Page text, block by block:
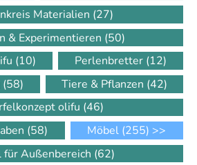
Materialien (27)
& Experimentieren (50)
(10) Perlenbretter (12)
(58) Tiere & Pflanzen (42)
olifu (46)
(58) Möbel (255) >>
für Außenbereich (62)